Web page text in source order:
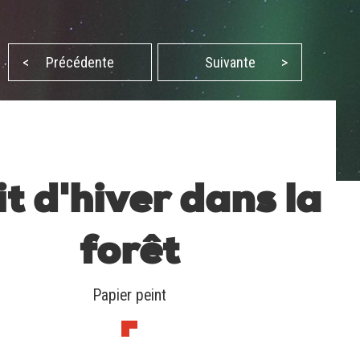
< Précédente Suivante >
d'hiver dans la
forêt
Papier peint